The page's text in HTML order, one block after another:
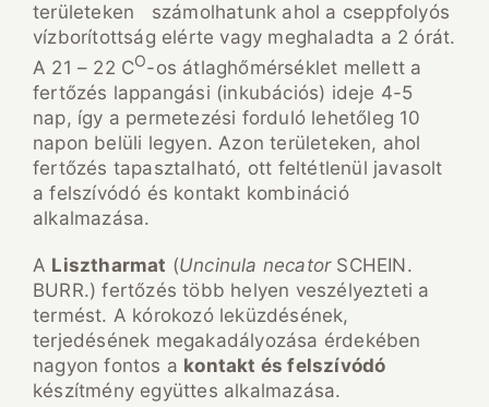
területeken számolhatunk ahol a cseppfolyós
vízborítottság elérte vagy meghaladta a 2 órát.
A 21 – 22 CO-os átlaghőmérséklet mellett a
fertőzés lappangási (inkubációs) ideje 4-5
nap, így a permetezési forduló lehetőleg 10
napon belüli legyen. Azon területeken, ahol
fertőzés tapasztalható, ott feltétlenül javasolt
a felszívódó és kontakt kombináció
alkalmazása.
A Lisztharmat (Uncinula necatorSCHEIN.
BURR.) fertőzés több helyen veszélyezteti a
termést. A kórokozó leküzdésének,
terjedésének megakadályozása érdekében
nagyon fontos a kontakt és felszívódó
készítmény együttes alkalmazása.